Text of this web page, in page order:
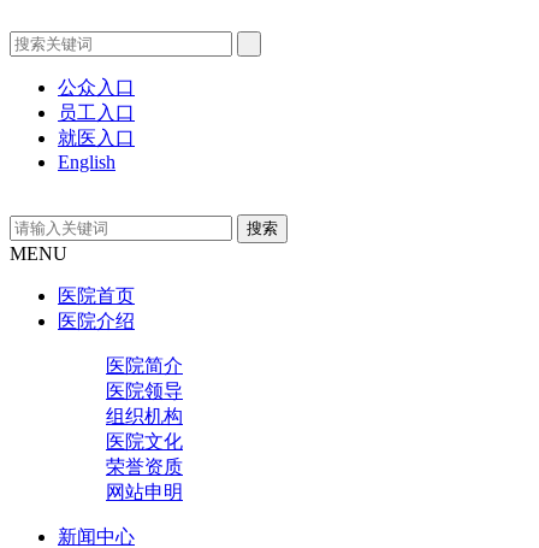
公众入口
员工入口
就医入口
English
MENU
医院首页
医院介绍
医院简介
医院领导
组织机构
医院文化
荣誉资质
网站申明
新闻中心